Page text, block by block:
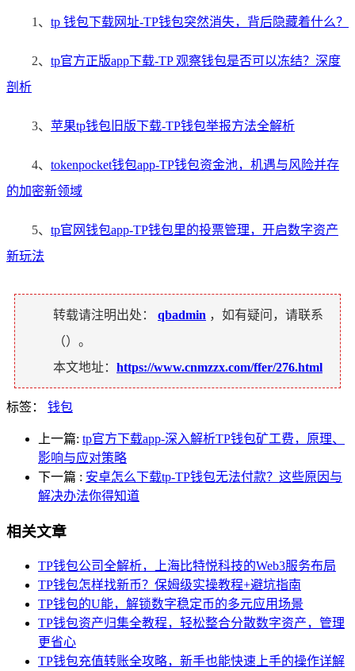
1、 tp 钱包下载网址-TP钱包突然消失，背后隐藏着什么？
2、 tp官方正版app下载-TP 观察钱包是否可以冻结？深度
剖析
3、 苹果tp钱包旧版下载-TP钱包举报方法全解析
4、 tokenpocket钱包app-TP钱包资金池，机遇与风险并存
的加密新领域
5、 tp官网钱包app-TP钱包里的投票管理，开启数字资产
新玩法
转载请注明出处： qbadmin ，如有疑问，请联系
（）。
本文地址： https://www.cnmzzx.com/ffer/276.html
标签： 钱包
上一篇: tp官方下载app-深入解析TP钱包矿工费，原理、
影响与应对策略
下一篇 : 安卓怎么下载tp-TP钱包无法付款？这些原因与
解决办法你得知道
相关文章
TP钱包公司全解析，上海比特悦科技的Web3服务布局
TP钱包怎样找新币？保姆级实操教程+避坑指南
TP钱包的U能，解锁数字稳定币的多元应用场景
TP钱包资产归集全教程，轻松整合分散数字资产，管理
更省心
TP钱包充值转账全攻略，新手也能快速上手的操作详解